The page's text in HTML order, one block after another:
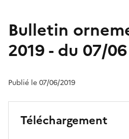
Bulletin
2019 - du 07/06
Publié le 07/06/2019
Téléchargement